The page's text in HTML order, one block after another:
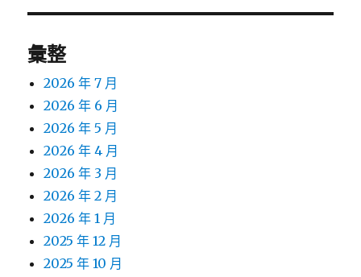
彙整
2026 年 7 月
2026 年 6 月
2026 年 5 月
2026 年 4 月
2026 年 3 月
2026 年 2 月
2026 年 1 月
2025 年 12 月
2025 年 10 月